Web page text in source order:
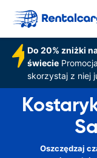
Do 20% zniżki
świecie
skorzystaj z niej
Oszczędzaj